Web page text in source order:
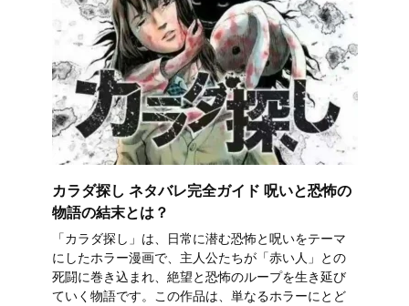
カラダ探し ネタバレ完全ガイド 呪いと恐怖の
物語の結末とは？
「カラダ探し」は、日常に潜む恐怖と呪いをテーマ
にしたホラー漫画で、主人公たちが「赤い人」との
死闘に巻き込まれ、絶望と恐怖のループを生き延び
ていく物語です。この作品は、単なるホラーにとど